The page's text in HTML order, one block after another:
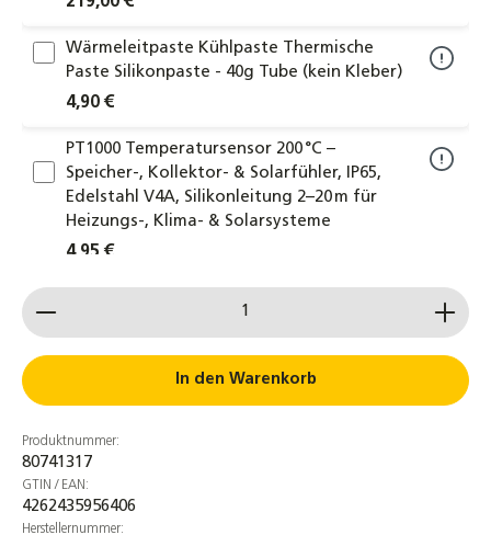
Wärmeleitpaste Kühlpaste Thermische
Paste Silikonpaste - 40g Tube (kein Kleber)
4,90 €
PT1000 Temperatursensor 200 °C –
Speicher-, Kollektor- & Solarfühler, IP65,
Edelstahl V4A, Silikonleitung 2–20 m für
Heizungs-, Klima- & Solarsysteme
4,95 €
Heizungs-, Klima- & Solarsysteme
SOREL TDC Smart Basic, Solarsteuerung
Solarregler
Temperaturdifferenzsteuerung, WLAN
145,90 €
Produkt Anzahl: Gib den gewünschten Wert ein
In den Warenkorb
Produktnummer:
80741317
GTIN / EAN:
4262435956406
Herstellernummer: